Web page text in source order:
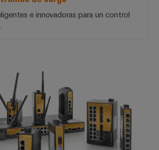
e innovadoras para un control